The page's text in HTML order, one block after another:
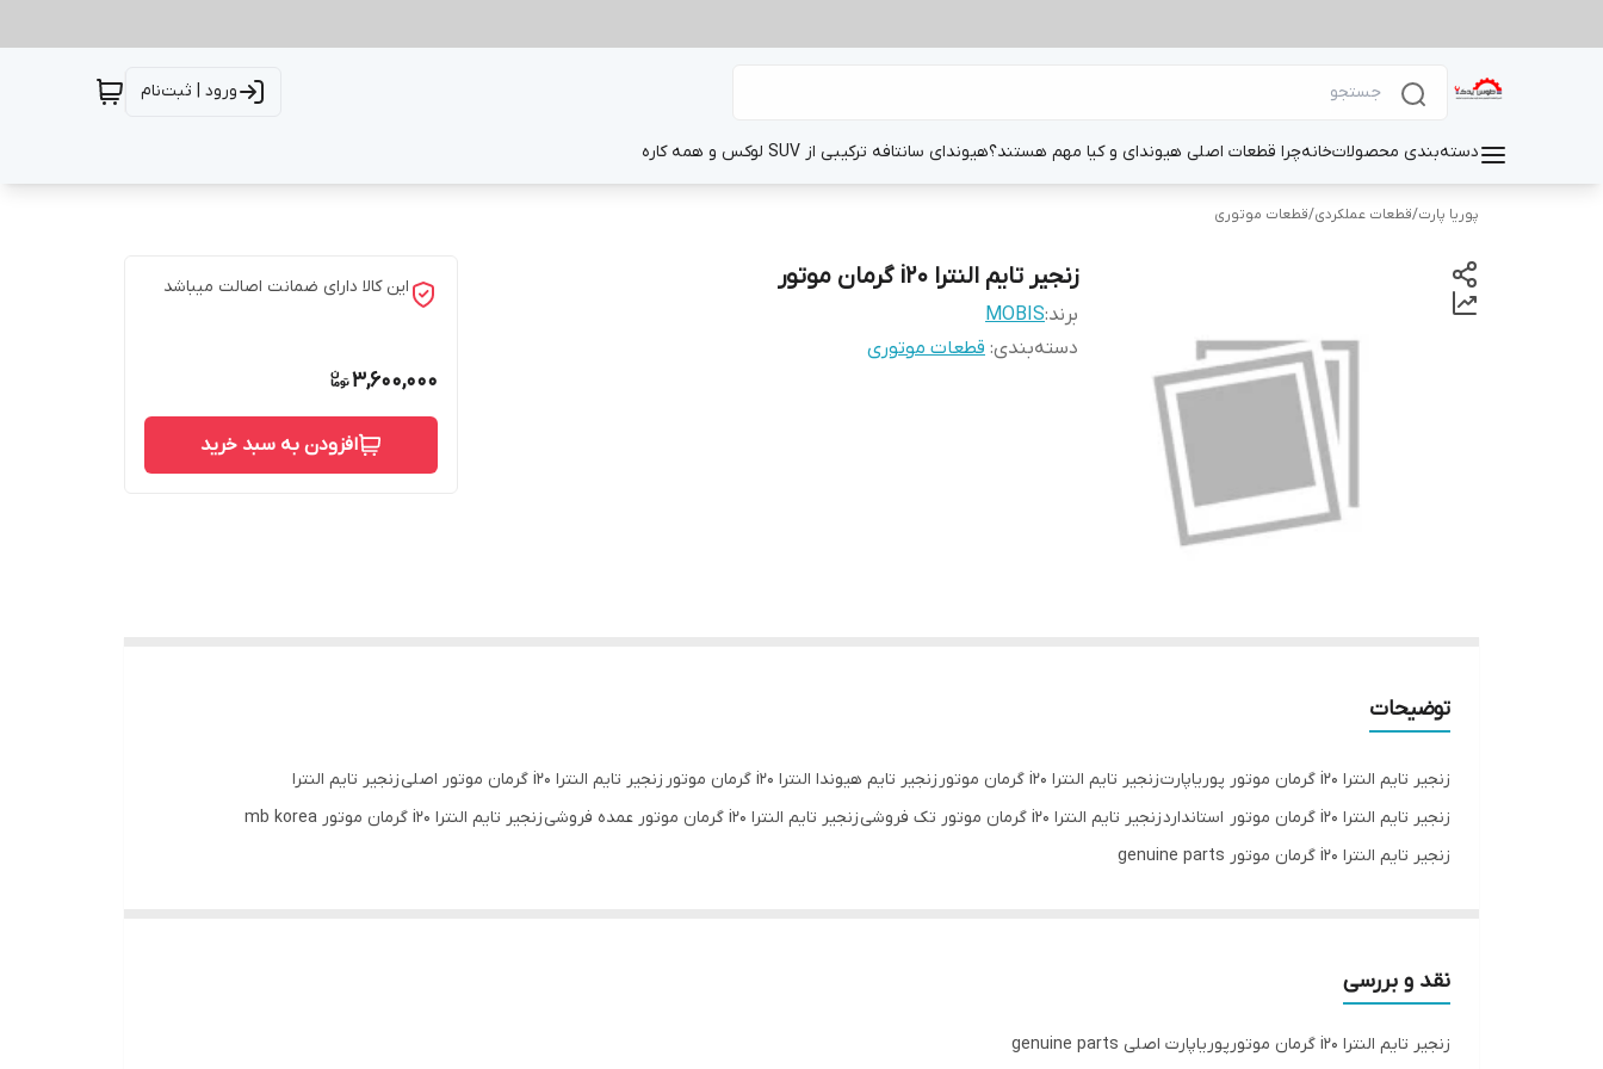
ورود | ثبت‌نام
دسته‌بندی محصولاتخانهچرا قطعات اصلی هیوندای و کیا مهم هستند؟هیوندای سانتافه ترکیبی از SUV لوکس و همه کاره
پوریا پارت/قطعات عملکردی/قطعات موتوری
زنجیر تایم النترا i20 گرمان موتور
برند:MOBIS
دسته‌بندی: قطعات موتوری
این کالا دارای ضمانت اصالت میباشد
3,600,000
افزودن به سبد خرید
توضیحات
زنجیر تایم النترا i20 گرمان موتور پوریاپارت زنجیر تایم النترا i20 گرمان موتور زنجیر تایم هیوندا النترا i20 گرمان موتور زنجیر تایم النترا i20 گرمان موتور اصلی زنجیر تایم النترا
زنجیر تایم النترا i20 گرمان موتور استاندارد زنجیر تایم النترا i20 گرمان موتور تک فروشی زنجیر تایم النترا i20 گرمان موتور عمده فروشی زنجیر تایم النترا i20 گرمان موتور mb korea
زنجیر تایم النترا i20 گرمان موتور genuine parts
نقد و بررسی
زنجیر تایم النترا i20 گرمان موتورپوریاپارت اصلی genuine parts